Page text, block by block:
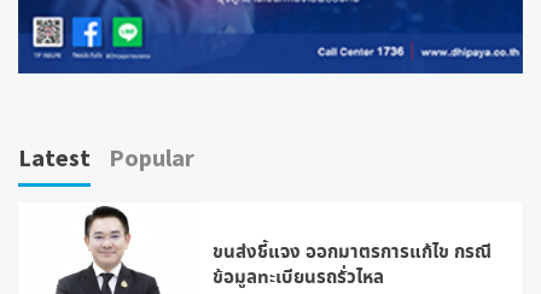
Latest Popular
ขนส่งชี้แจง ออกมาตรการแก้ไข กรณี
ข้อมูลทะเบียนรถรั่วไหล